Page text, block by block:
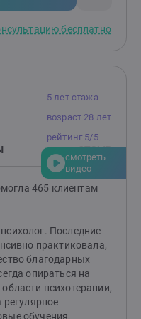
бесплатно
5 лет стажа
возраст 28 лет
рейтинг 5/5
смотреть
видео
ОТЗЫВ
465 клиентам
Последние
практиковала,
благодарных
опираться на
психотерапии,
регулярное
обучения,